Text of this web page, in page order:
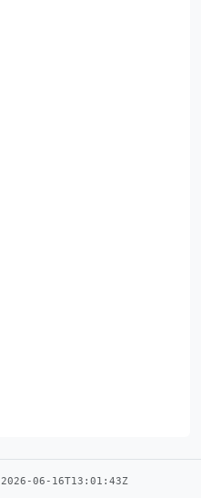
2026-06-16T13:01:43Z